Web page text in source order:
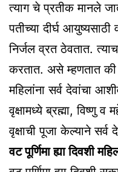
त्याग चे प्रतीक मानले
पतीच्या दीर्घ
निर्जल व्रत ठेवतात.
करतात. असे म्हणतात की
महिलांना सर्व देवांचा
वृक्षामध्ये ब्रह्मा, विष्णु
वृक्षाची पूजा केल्याने सर्व
वट पूर्णिमा ह्या दिवशी